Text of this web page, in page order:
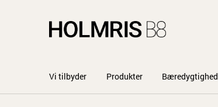
Vi tilbyder Produkter Bæredygtighed